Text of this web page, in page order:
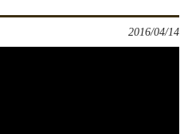
2016/04/14